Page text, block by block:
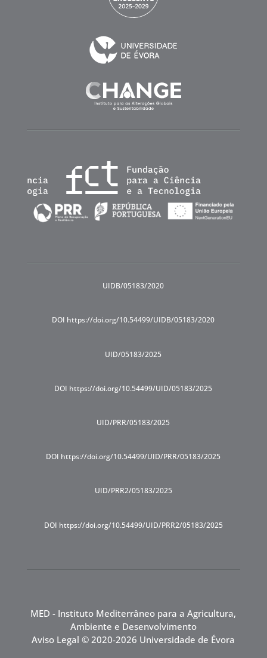
UIDB/05183/2020
DOI https://doi.org/10.54499/UIDB/05183/2020
UID/05183/2025
DOI https://doi.org/10.54499/UID/05183/2025
UID/PRR/05183/2025
DOI https://doi.org/10.54499/UID/PRR/05183/2025
UID/PRR2/05183/2025
DOI https://doi.org/10.54499/UID/PRR2/05183/2025
MED - Instituto Mediterrâneo para a Agricultura,
Ambiente e Desenvolvimento
Aviso Legal © 2020-2026 Universidade de Évora